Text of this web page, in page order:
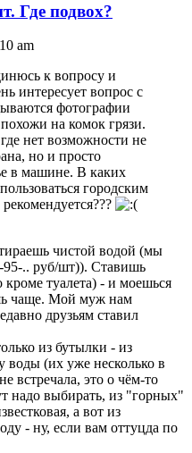
Где подвох?
am
к вопросу и
интересует вопрос с
фотографии
на комок грязи.
нет возможности не
но и просто
в машине. В каких
городским
чистой водой (мы
95-.. руб/шт)). Ставишь
туалета) - и моешься
чаще. Мой муж нам
друзьям ставил
из бутылки - из
воды (их уже несколько в
встречала, это о чём-то
надо выбирать, из "горных"
а вот из
- ну, если вам оттуцда по